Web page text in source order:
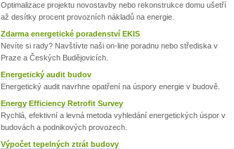
Optimalizace projektu novostavby nebo rekonstrukce domu ušetří
až desítky procent provozních nákladů na energie.
Zdarma energetické poradenství EKIS
Nevíte si rady? Navštívte naši on-line poradnu nebo střediska v
Praze a Českých Budějovicích.
Energetický audit budov
Energetický audit navrhne opatření na úspory energie v budově.
Energy Efficiency Retrofit Survey
Rychlá, efektivní a levná metoda vyhledání energetických úspor v
budovách a podnikových provozech.
Výpočet tepelných ztrát budovy